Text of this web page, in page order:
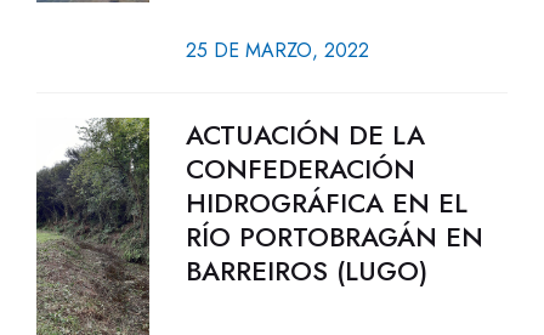
25 DE MARZO, 2022
ACTUACIÓN DE LA
CONFEDERACIÓN
HIDROGRÁFICA EN EL
RÍO PORTOBRAGÁN EN
BARREIROS (LUGO)